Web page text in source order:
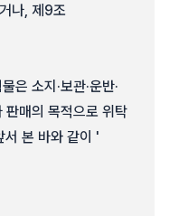
나, 제9조
은 소지·보관·운반·
판매의 목적으로 위탁
서 본 바와 같이 '